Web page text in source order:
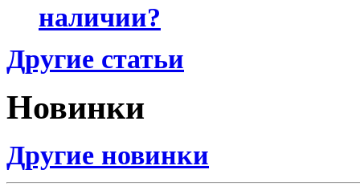
наличии?
Другие статьи
Новинки
Другие новинки